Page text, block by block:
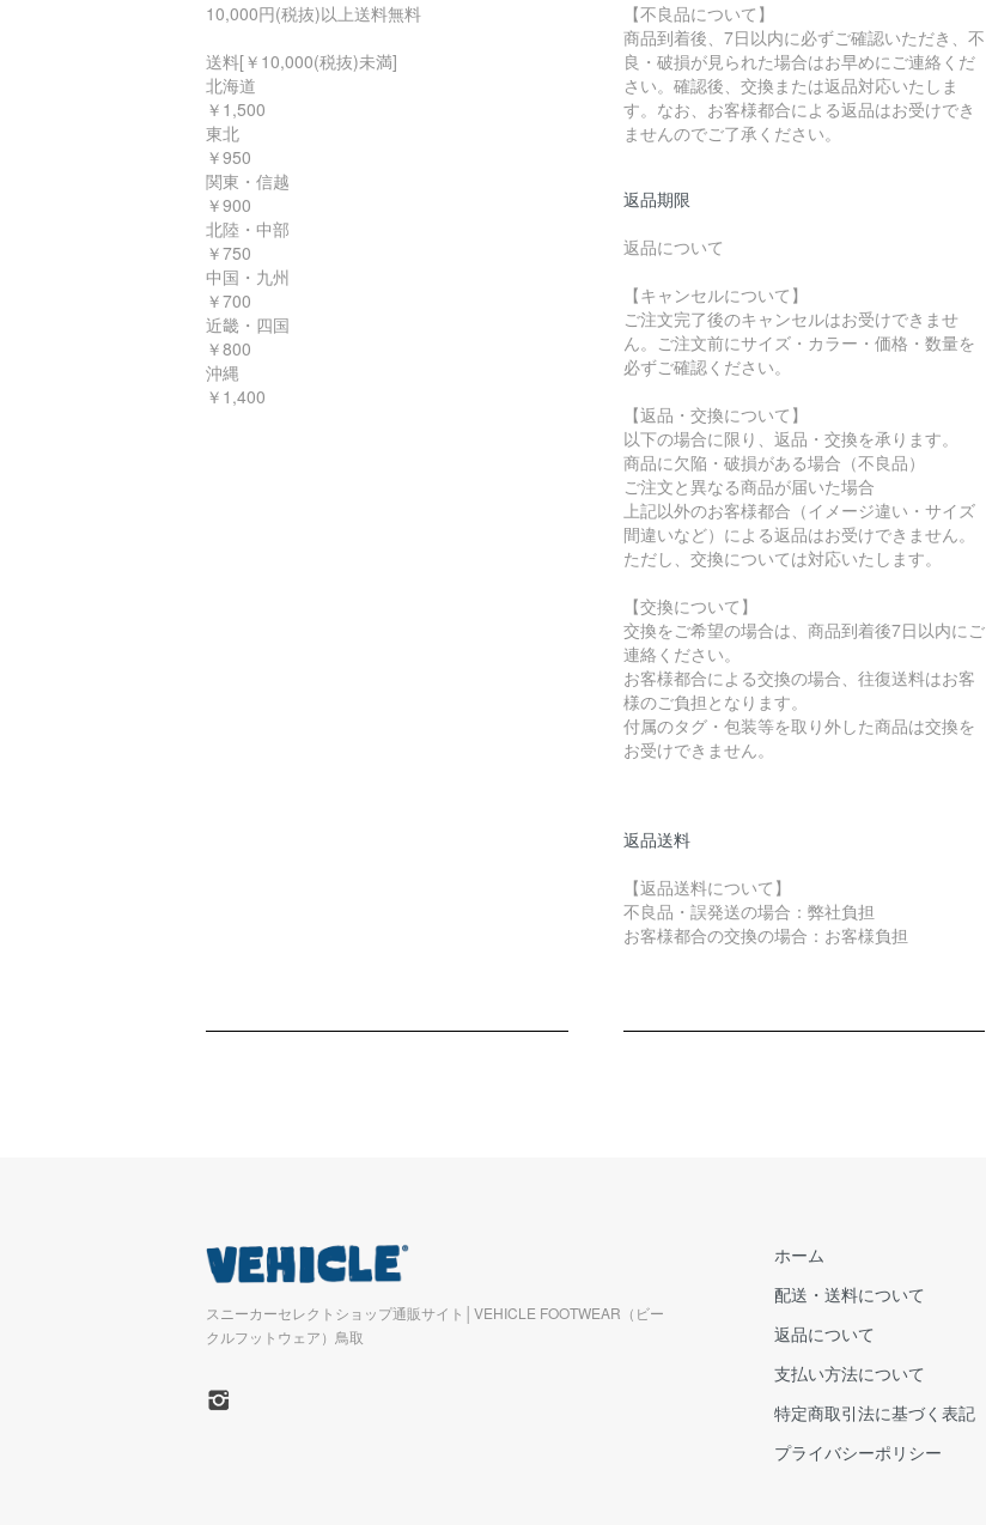
10,000円(税抜)以上送料無料
送料[￥10,000(税抜)未満]
北海道
￥1,500
東北
￥950
関東・信越
￥900
北陸・中部
￥750
中国・九州
￥700
近畿・四国
￥800
沖縄
￥1,400
【不良品について】
商品到着後、7日以内に必ずご確認いただき、不
良・破損が見られた場合はお早めにご連絡くだ
さい。確認後、交換または返品対応いたしま
す。なお、お客様都合による返品はお受けでき
ませんのでご了承ください。
返品期限
返品について
【キャンセルについて】
ご注文完了後のキャンセルはお受けできませ
ん。ご注文前にサイズ・カラー・価格・数量を
必ずご確認ください。
【返品・交換について】
以下の場合に限り、返品・交換を承ります。
商品に欠陥・破損がある場合（不良品）
ご注文と異なる商品が届いた場合
上記以外のお客様都合（イメージ違い・サイズ
間違いなど）による返品はお受けできません。
ただし、交換については対応いたします。
【交換について】
交換をご希望の場合は、商品到着後7日以内にご
連絡ください。
お客様都合による交換の場合、往復送料はお客
様のご負担となります。
付属のタグ・包装等を取り外した商品は交換を
お受けできません。
返品送料
【返品送料について】
不良品・誤発送の場合：弊社負担
お客様都合の交換の場合：お客様負担
スニーカーセレクトショップ通販サイト│VEHICLE FOOTWEAR（ビー
クルフットウェア）鳥取
ホーム
配送・送料について
返品について
支払い方法について
特定商取引法に基づく表記
プライバシーポリシー